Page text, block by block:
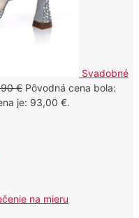
Svadobné
€ Pôvodná cena bola:
je: 93,00 €.
na mieru